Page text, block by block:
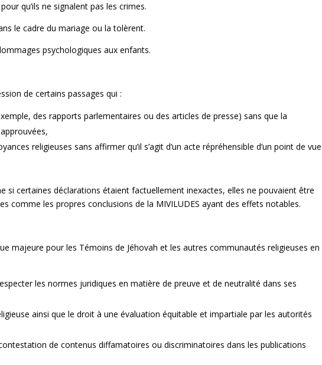
qu’ils ne signalent pas les crimes.
le cadre du mariage ou la tolèrent.
psychologiques aux enfants.
de certains passages qui :
des rapports parlementaires ou des articles de presse) sans que la
religieuses sans affirmer qu’il s’agit d’un acte répréhensible d’un point de vue
si certaines déclarations étaient factuellement inexactes, elles ne pouvaient être
comme les propres conclusions de la MIVILUDES ayant des effets notables.
majeure pour les Témoins de Jéhovah et les autres communautés religieuses en
les normes juridiques en matière de preuve et de neutralité dans ses
ainsi que le droit à une évaluation équitable et impartiale par les autorités
de contenus diffamatoires ou discriminatoires dans les publications